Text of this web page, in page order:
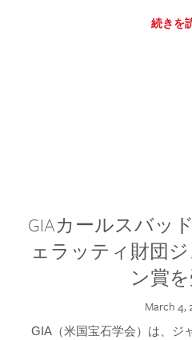
続きを
GIAカールスバッ
ェラッティ財団
ン賞
March 4,
GIA（米国宝石学会）は、ジ